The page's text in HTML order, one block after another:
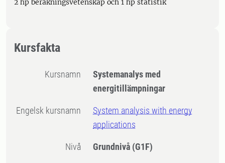
2 hp beräkningsvetenskap och 1 hp statistik
Kursfakta
Kursnamn
Systemanalys med
energitillämpningar
Engelsk kursnamn
System analysis with energy
applications
Nivå Grundnivå (G1F)